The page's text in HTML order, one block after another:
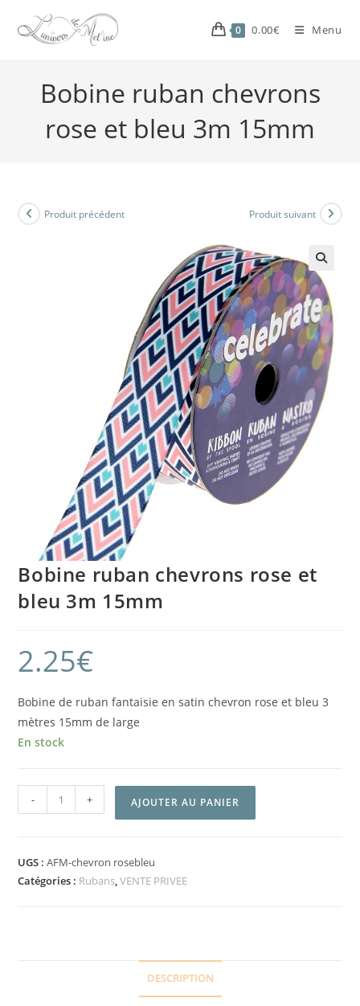
0 0.00€ Menu
Bobine ruban chevrons
rose et bleu 3m 15mm
Produit précédent Produit suivant
Bobine ruban chevrons rose et
bleu 3m 15mm
2.25€
Bobine de ruban fantaisie en satin chevron rose et bleu 3
mètres 15mm de large
En stock
- + AJOUTER AU PANIER
UGS :AFM-chevron rosebleu
Catégories : Rubans,VENTE PRIVEE
DESCRIPTION